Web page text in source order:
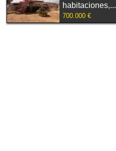
habitaciones,...
700.000 €